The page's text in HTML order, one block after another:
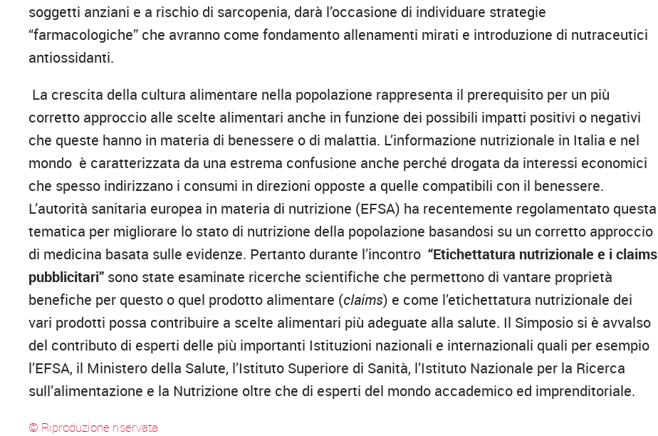
soggetti anziani e a rischio di sarcopenia, darà l’occasione di individuare strategie
“farmacologiche” che avranno come fondamento allenamenti mirati e introduzione di nutraceutici
antiossidanti.
La crescita della cultura alimentare nella popolazione rappresenta il prerequisito per un più
corretto approccio alle scelte alimentari anche in funzione dei possibili impatti positivi o negativi
che queste hanno in materia di benessere o di malattia. L’informazione nutrizionale in Italia e nel
mondo è caratterizzata da una estrema confusione anche perché drogata da interessi economici
che spesso indirizzano i consumi in direzioni opposte a quelle compatibili con il benessere.
L’autorità sanitaria europea in materia di nutrizione (EFSA) ha recentemente regolamentato questa
tematica per migliorare lo stato di nutrizione della popolazione basandosi su un corretto approccio
di medicina basata sulle evidenze. Pertanto durante l’incontro “Etichettatura nutrizionale e i claims
pubblicitari” sono state esaminate ricerche scientifiche che permettono di vantare proprietà
benefiche per questo o quel prodotto alimentare (claims) e come l’etichettatura nutrizionale dei
vari prodotti possa contribuire a scelte alimentari più adeguate alla salute. Il Simposio si è avvalso
del contributo di esperti delle più importanti Istituzioni nazionali e internazionali quali per esempio
l’EFSA, il Ministero della Salute, l’Istituto Superiore di Sanità, l’Istituto Nazionale per la Ricerca
sull’alimentazione e la Nutrizione oltre che di esperti del mondo accademico ed imprenditoriale.
© Riproduzione riservata